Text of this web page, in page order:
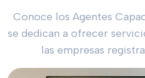
Conoce los Agentes
se dedican a ofrecer
las empresas